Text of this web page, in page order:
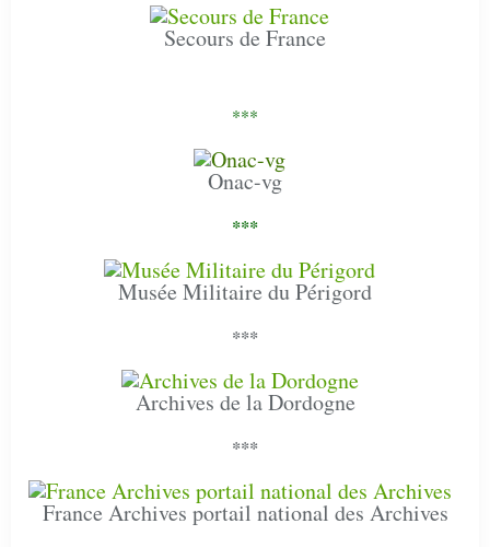
Secours de France
***
Onac-vg
***
Musée Militaire du Périgord
***
Archives de la Dordogne
***
France Archives portail national des Archives